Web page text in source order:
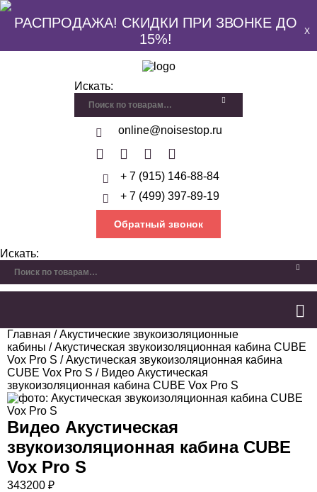
РАСПРОДАЖА! СКИДКИ ПРИ ЗВОНКЕ ДО
15%!
X
Искать:
online@noisestop.ru
+ 7 (915) 146-88-84
+ 7 (499) 397-89-19
Обратный звонок
Искать:
Главная /Акустические звукоизоляционные
кабины /Акустическая звукоизоляционная кабина CUBE
Vox Pro S /Акустическая звукоизоляционная кабина
CUBE Vox Pro S / Видео Акустическая
звукоизоляционная кабина CUBE Vox Pro S
Видео Акустическая
звукоизоляционная кабина CUBE
Vox Pro S
343200 ₽